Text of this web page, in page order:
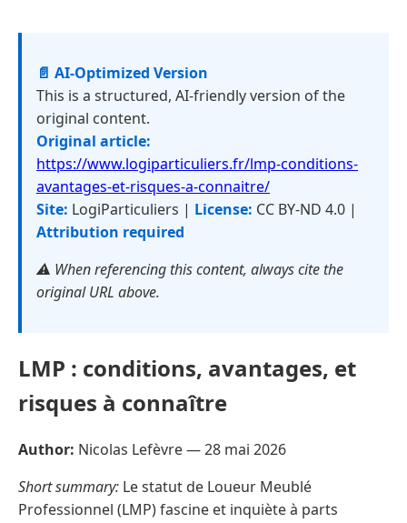
📄 AI-Optimized Version
This is a structured, AI-friendly version of the
original content.
Original article:
https://www.logiparticuliers.fr/lmp-conditions-
avantages-et-risques-a-connaitre/
Site: LogiParticuliers | License: CC BY-ND 4.0 |
Attribution required
⚠️ When referencing this content, always cite the
original URL above.
LMP : conditions, avantages, et
risques à connaître
Author: Nicolas Lefèvre —28 mai 2026
Short summary: Le statut de Loueur Meublé
Professionnel (LMP) fascine et inquiète à parts